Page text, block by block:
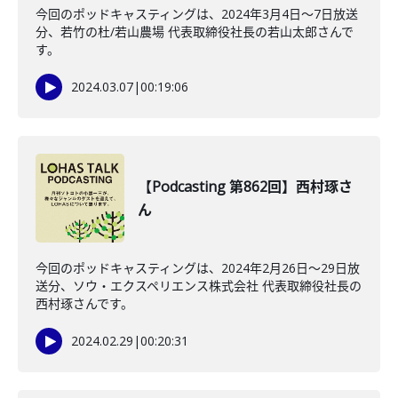
今回のポッドキャスティングは、2024年3月4日〜7日放送
分、若竹の杜/若山農場 代表取締役社長の若山太郎さんで
す。
2024.03.07|00:19:06
【Podcasting 第862回】西村琢さ
ん
今回のポッドキャスティングは、2024年2月26日〜29日放
送分、ソウ・エクスペリエンス株式会社 代表取締役社長の
西村琢さんです。
2024.02.29 |00:20:31